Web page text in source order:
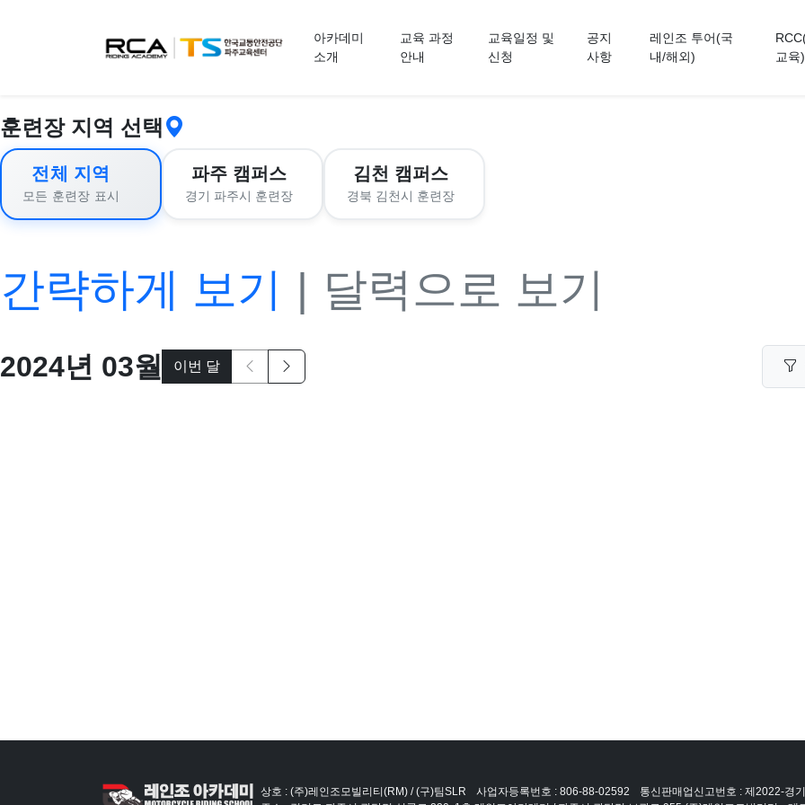
아카데미
소개
교육 과정
안내
교육일정 및
신청
공지
사항
레인조 투어(국
내/해외)
교육)
훈련장 지역 선택
전체 지역
모든 훈련장 표시
파주 캠퍼스
경기 파주시 훈련장
김천 캠퍼스
경북 김천시 훈련장
간략하게 보기 | 달력으로 보기
2024년 03월 이번 달
상호 : (주)레인조모빌리티(RM) / (구)팀SLR 사업자등록번호 : 806-88-02592 통신판매업신고번호 : 제2022-경